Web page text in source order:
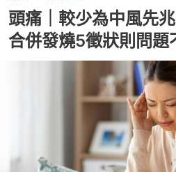
頭痛｜較少為中風先
合併發燒5徵狀則問題